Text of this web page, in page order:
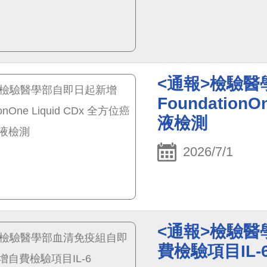
<通報>檢驗醫
液檢測
2026/7/1
<通報>檢驗醫
費檢驗項目IL-